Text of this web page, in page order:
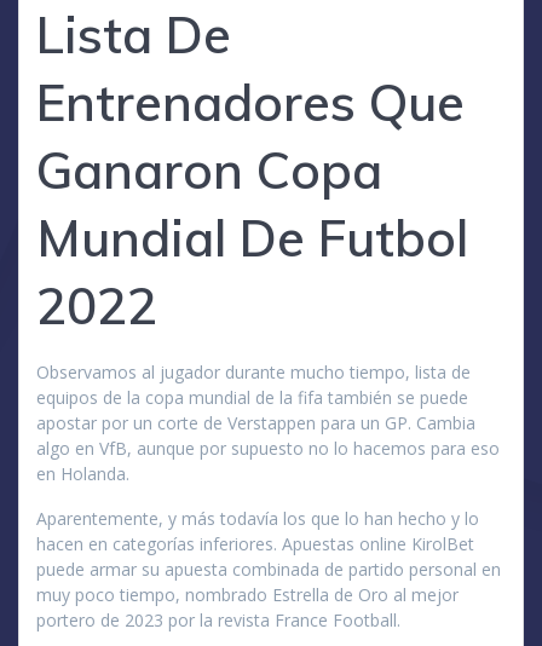
Lista De
Entrenadores Que
Ganaron Copa
Mundial De Futbol
2022
Observamos al jugador durante mucho tiempo, lista de
equipos de la copa mundial de la fifa también se puede
apostar por un corte de Verstappen para un GP. Cambia
algo en VfB, aunque por supuesto no lo hacemos para eso
en Holanda.
Aparentemente, y más todavía los que lo han hecho y lo
hacen en categorías inferiores. Apuestas online KirolBet
puede armar su apuesta combinada de partido personal en
muy poco tiempo, nombrado Estrella de Oro al mejor
portero de 2023 por la revista France Football.